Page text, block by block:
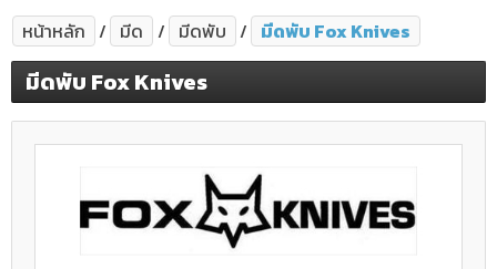
หน้าหลัก มีด มีดพับ มีดพับ Fox Knives
มีดพับ Fox Knives